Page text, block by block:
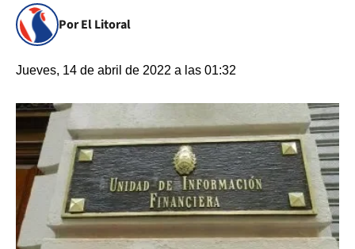
Por El Litoral
Jueves, 14 de abril de 2022 a las 01:32